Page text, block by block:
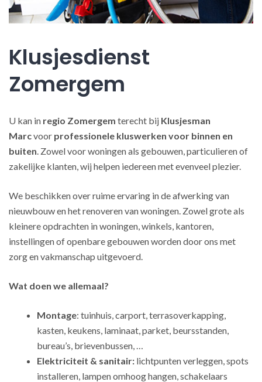
Klusjesdienst
Zomergem
U kan in regio Zomergem terecht bij Klusjesman
Marcvoor professionele kluswerken voor binnen en
buiten. Zowel voor woningen als gebouwen, particulieren of
zakelijke klanten, wij helpen iedereen met evenveel plezier.
We beschikken over ruime ervaring in de afwerking van
nieuwbouw en het renoveren van woningen. Zowel grote als
kleinere opdrachten in woningen, winkels, kantoren,
instellingen of openbare gebouwen worden door ons met
zorg en vakmanschap uitgevoerd.
Wat doen we allemaal?
Montage: tuinhuis, carport, terrasoverkapping,
kasten, keukens, laminaat, parket, beursstanden,
bureau’s, brievenbussen, …
Elektriciteit & sanitair: lichtpunten verleggen, spots
installeren, lampen omhoog hangen, schakelaars